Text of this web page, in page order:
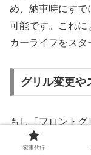
め、納車時にすで
可能です。これに
カーライフをスタ
グリル変更や
もし「フロントグ
考えであれば、
家事代行